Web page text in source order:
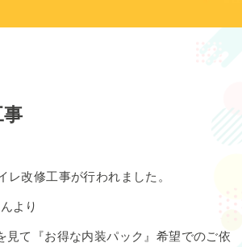
事
レ改修工事が行われました。
より
見て『お得な内装パック』希望でのご依